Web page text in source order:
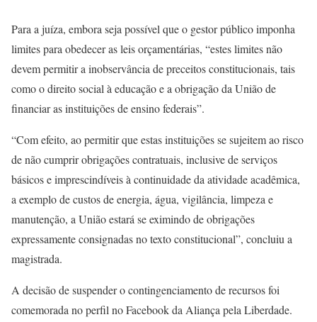
Para a juíza, embora seja possível que o gestor público imponha
limites para obedecer as leis orçamentárias, “estes limites não
devem permitir a inobservância de preceitos constitucionais, tais
como o direito social à educação e a obrigação da União de
financiar as instituições de ensino federais”.
“Com efeito, ao permitir que estas instituições se sujeitem ao risco
de não cumprir obrigações contratuais, inclusive de serviços
básicos e imprescindíveis à continuidade da atividade acadêmica,
a exemplo de custos de energia, água, vigilância, limpeza e
manutenção, a União estará se eximindo de obrigações
expressamente consignadas no texto constitucional”, concluiu a
magistrada.
A decisão de suspender o contingenciamento de recursos foi
comemorada no perfil no Facebook da Aliança pela Liberdade.